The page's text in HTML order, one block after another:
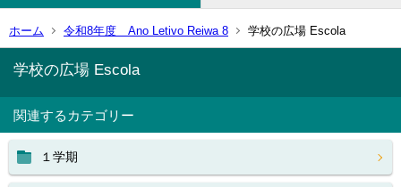
ホーム 令和8年度 Ano Letivo Reiwa 8 学校の広場 Escola
学校の広場 Escola
関連するカテゴリー
１学期